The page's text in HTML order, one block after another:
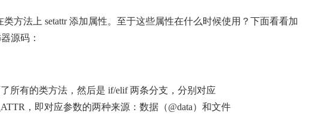
方法上 setattr 添加属性。至于这些属性在什么时候使用？下面看看加
源码：
所有的类方法，然后是 if/elif 两条分支，分别对应
，即对应参数的两种来源：数据（@data）和文件